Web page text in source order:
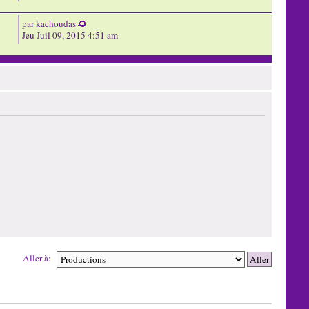
parkachoudas
Jeu Juil 09, 2015 4:51 am
Aller à: